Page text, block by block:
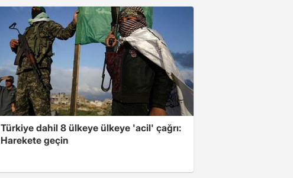
Türkiye dahil 8 ülkeye ülkeye 'acil' çağrı:
Harekete geçin